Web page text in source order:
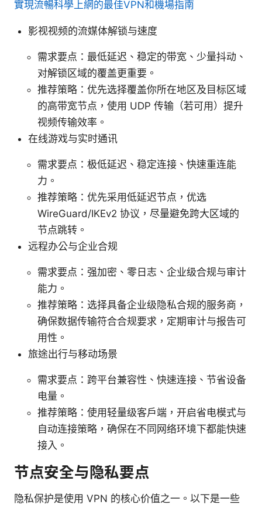
實現流暢科學上網的最佳VPN和機場指南
影视视频的流媒体解锁与速度
需求要点：最低延迟、稳定的带宽、少量抖动、
对解锁区域的覆盖更重要。
推荐策略：优先选择覆盖你所在地区及目标区域
的高带宽节点，使用 UDP 传输（若可用）提升
视频传输效率。
在线游戏与实时通讯
需求要点：极低延迟、稳定连接、快速重连能
力。
推荐策略：优先采用低延迟节点，优选
WireGuard/IKEv2 协议，尽量避免跨大区域的
节点跳转。
远程办公与企业合规
需求要点：强加密、零日志、企业级合规与审计
能力。
推荐策略：选择具备企业级隐私合规的服务商，
确保数据传输符合合规要求，定期审计与报告可
用性。
旅途出行与移动场景
需求要点：跨平台兼容性、快速连接、节省设备
电量。
推荐策略：使用轻量级客户端，开启省电模式与
自动连接策略，确保在不同网络环境下都能快速
接入。
节点安全与隐私要点
隐私保护是使用 VPN 的核心价值之一。以下是一些